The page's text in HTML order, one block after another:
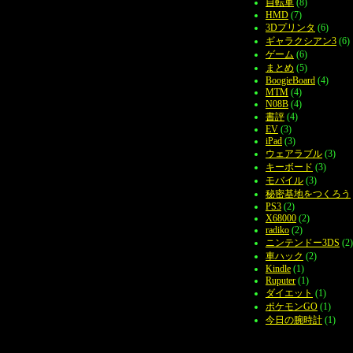
HMD (7)
3Dプリンタ (6)
ギャラクシアン3 (6)
ゲーム (6)
まとめ (5)
BoogieBoard (4)
MTM (4)
N08B (4)
書評 (4)
EV (3)
iPad (3)
ウェアラブル (3)
キーボード (3)
モバイル (3)
秘密基地をつくろう
PS3 (2)
X68000 (2)
radiko (2)
ニンテンドー3DS (2)
車ハック (2)
Kindle (1)
Ruputer (1)
ダイエット (1)
ポケモンGO (1)
今日の腕時計 (1)